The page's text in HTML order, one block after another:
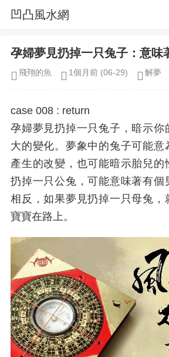
凹凸風水網
孕婦夢見扔掉一只兔子：意味
飛翔的魚 1個月前 (06-29) 解夢
case 008 : return
孕婦夢見扔掉一只兔子，暗示你
大的變化。夢象中的兔子可能意
產生的改變，也可能暗示胎兒的
扔掉一只公兔，可能意味著有個
相反，如果夢見扔掉一只母兔，
寶寶在路上。